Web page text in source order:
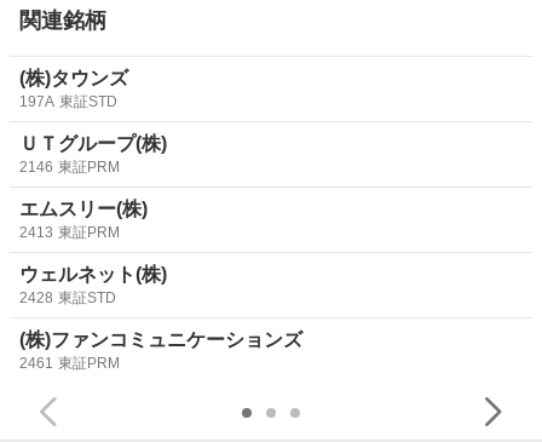
関連銘柄
(株)タウンズ
197A 東証STD
ＵＴグループ(株)
2146 東証PRM
エムスリー(株)
2413 東証PRM
ウェルネット(株)
2428 東証STD
(株)ファンコミュニケーションズ
2461 東証PRM